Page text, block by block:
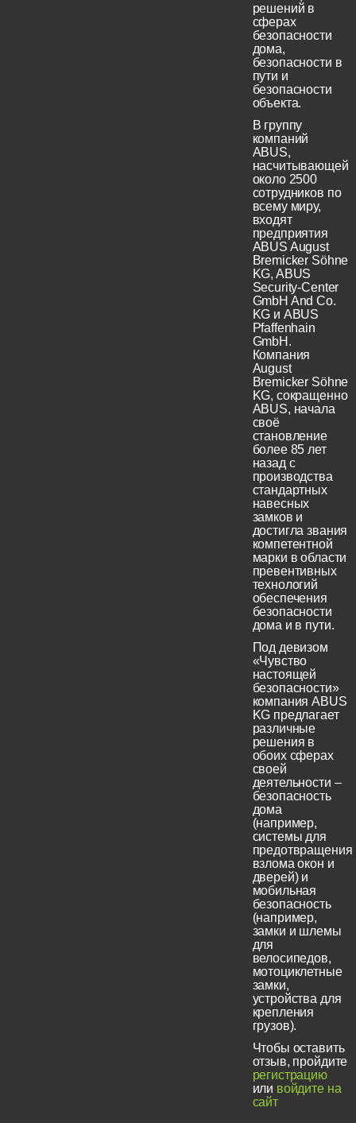
решений в
сферах
безопасности
дома,
безопасности в
пути и
безопасности
объекта.
В группу
компаний
ABUS,
насчитывающей
около 2500
сотрудников по
всему миру,
входят
предприятия
ABUS August
Bremicker Söhne
KG, ABUS
Security-Center
GmbH And Co.
KG и ABUS
Pfaffenhain
GmbH.
Компания
August
Bremicker Söhne
KG, сокращенно
ABUS, начала
своё
становление
более 85 лет
назад с
производства
стандартных
навесных
замков и
достигла звания
компетентной
марки в области
превентивных
технологий
обеспечения
безопасности
дома и в пути.
Под девизом
«Чувство
настоящей
безопасности»
компания ABUS
KG предлагает
различные
решения в
обоих сферах
своей
деятельности –
безопасность
дома
(например,
системы для
предотвращения
взлома окон и
дверей) и
мобильная
безопасность
(например,
замки и шлемы
для
велосипедов,
мотоциклетные
замки,
устройства для
крепления
грузов).
Чтобы оставить
отзыв, пройдите
регистрацию
или войдите на
сайт